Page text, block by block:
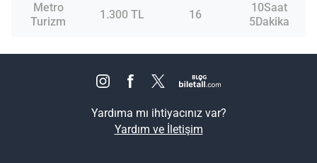
Metro
Turizm
1.300 TL 16
10Saat
5Dakika
Yardıma mı ihtiyacınız var?
Yardım ve İletişim